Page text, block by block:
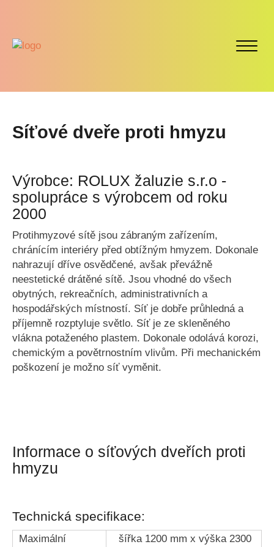
Síťové dveře proti hmyzu
Výrobce: ROLUX žaluzie s.r.o -
spolupráce s výrobcem od roku
2000
Protihmyzové sítě jsou zábraným zařízením,
chránícím interiéry před obtížným hmyzem. Dokonale
nahrazují dříve osvědčené, avšak převážně
neestetické drátěné sítě. Jsou vhodné do všech
obytných, rekreačních, administrativních a
hospodářských místností. Síť je dobře průhledná a
příjemně rozptyluje světlo. Síť je ze skleněného
vlákna potaženého plastem. Dokonale odolává korozi,
chemickým a povětrnostním vlivům. Při mechanickém
poškození je možno síť vyměnit.
Informace o síťových dveřích proti
hmyzu
Technická specifikace:
Maximální
šířka 1200 mm x výška 2300